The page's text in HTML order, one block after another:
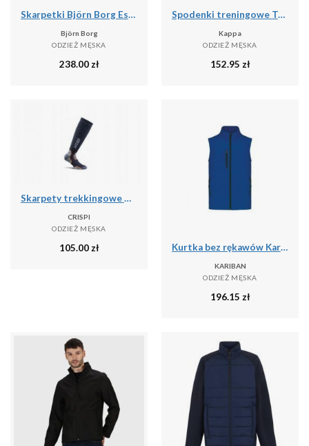
Skarpetki Björn Borg Essential (x10)
Björn Borg
ODZIEŻ MĘSKA
238.00 zł
Spodenki treningowe Tunisie Ahora Pro 7 2024
Kappa
ODZIEŻ MĘSKA
152.95 zł
Skarpety trekkingowe Crispi Calza Pro
CRISPI
ODZIEŻ MĘSKA
105.00 zł Kurtka bez rękawów Kariban
KARIBAN
ODZIEŻ MĘSKA
196.15 zł